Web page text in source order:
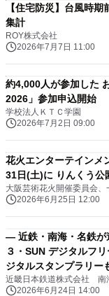
【住宅防災】台風時
集計
ROY株式会社
2026年7月7日 11:00
約4,000人が参加した
2026」参加申込開始
学校法人ＫＴＣ学園
2026年7月2日 09:00
花火エンターテインメ
31日(土)に りんくう公
大阪芸術花火開催委員会
2026年6月25日 12:00
― 近鉄・南海・名鉄が
３・SUN デジタルフ
ジタルスタンプラリー
近畿日本鉄道株式会社 南
2026年6月24日 14:00